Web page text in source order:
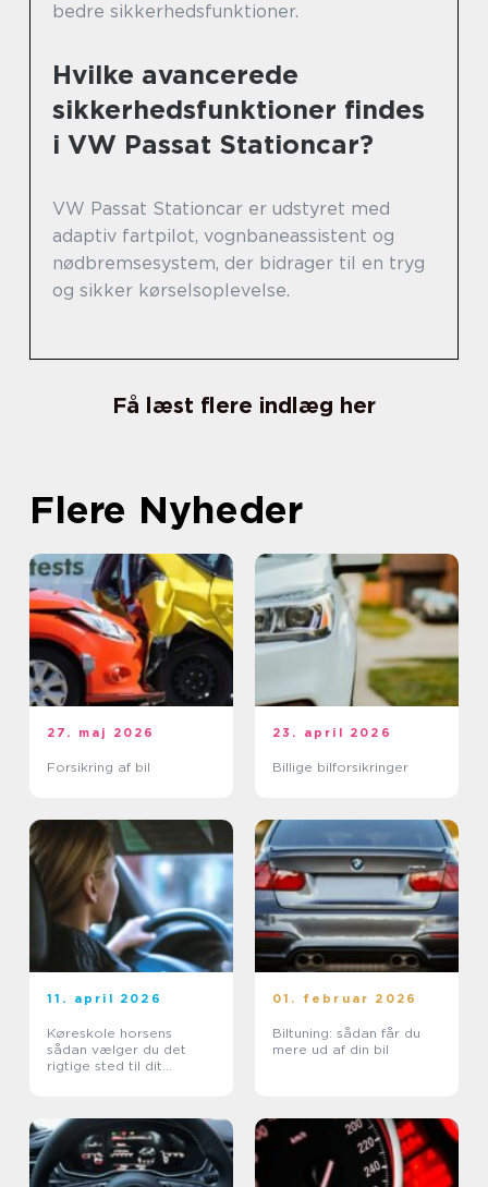
bedre sikkerhedsfunktioner.
Hvilke avancerede
sikkerhedsfunktioner findes
i VW Passat Stationcar?
VW Passat Stationcar er udstyret med
adaptiv fartpilot, vognbaneassistent og
nødbremsesystem, der bidrager til en tryg
og sikker kørselsoplevelse.
Få læst flere indlæg her
Flere Nyheder
27. maj 2026
Forsikring af bil
23. april 2026
Billige bilforsikringer
11. april 2026
Køreskole horsens
sådan vælger du det
rigtige sted til dit
01. februar 2026
Biltuning: sådan får du
mere ud af din bil